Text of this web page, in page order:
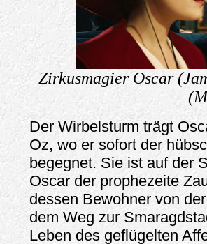
Zirkusmagier Oscar
Der Wirbelsturm trägt
Oz, wo er sofort der
begegnet. Sie ist auf der
Oscar der prophezeite
dessen Bewohner von
dem Weg zur
Leben des geflügelten